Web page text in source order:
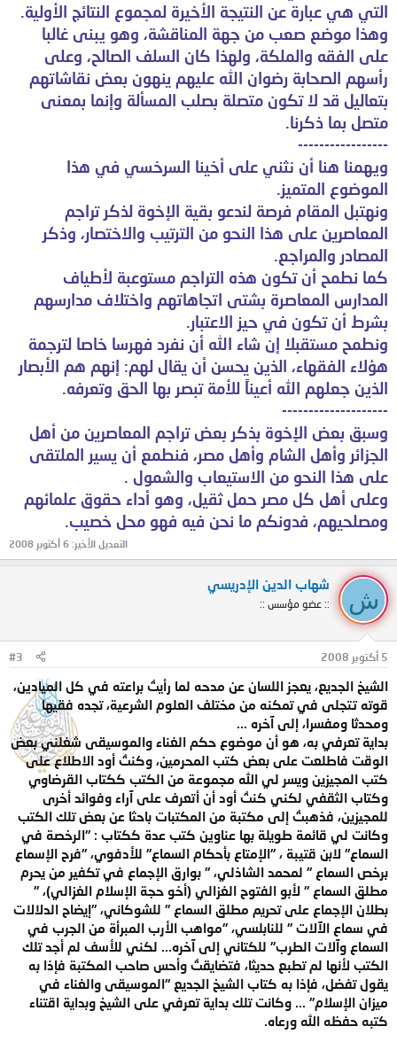
التي هي عبارة عن النتيجة الأخيرة لمجموع النتائج الأولية.
وهذا موضع صعب من جهة المناقشة، وهو يبنى غالبا
على الفقه والملكة، ولهذا كان السلف الصالح، وعلى
رأسهم الصحابة رضوان الله عليهم ينهون بعض نقاشاتهم
بتعاليل قد لا تكون متصلة بصلب المسألة وإنما بمعنى
متصل بما ذكرنا.
-----------------
ويهمنا هنا أن نثني على أخينا السرخسي في هذا
الموضوع المتميز.
ونهتبل المقام فرصة لندعو بقية الإخوة لذكر تراجم
المعاصرين على هذا النحو من الترتيب والاختصار، وذكر
المصادر والمراجع.
كما نطمح أن تكون هذه التراجم مستوعبة لأطياف
المدارس المعاصرة بشتى اتجاهاتهم واختلاف مدارسهم
بشرط أن تكون في حيز الاعتبار.
ونطمح مستقبلا إن شاء الله أن نفرد فهرسا خاصا لترجمة
هؤلاء الفقهاء، الذين يحسن أن يقال لهم: إنهم هم الأبصار
الذين جعلهم الله أعيناً للأمة تبصر بها الحق وتعرفه.
--------------------
وسبق بعض الإخوة بذكر بعض تراجم المعاصرين من أهل
الجزائر وأهل الشام وأهل مصر، فنطمع أن يسير الملتقى
على هذا النحو من الاستيعاب والشمول .
وعلى أهل كل مصر حمل ثقيل، وهو أداء حقوق علمائهم
ومصلحيهم، فدونكم ما نحن فيه فهو محل خصيب.
التعديل الأخير: 6 أكتوبر 2008
ش
شهاب الدين الإدريسي
:: عضو مؤسس ::
5 أكتوبر 2008 #3
الشيخ الجديع، يعجز اللسان عن مدحه لما رأيتُ براعته في كل الميادين،
قوته تتجلى في تمكنه من مختلف العلوم الشرعية، تجده فقيها
ومحدثا ومفسرا، إلى آخره ...
بداية تعرفي به، هو أن موضوع حكم الغناء والموسيقى شغلني بعض
الوقت فاطلعت على بعض كتب المحرمين، وكنتُ أود الاطلاع على
كتب المجيزين ويسر لي الله مجموعة من الكتب ككتاب القرضاوي
وكتاب الثقفي لكني كنتُ أود أن أتعرف على آراء وفوائد أخرى
للمجيزين، فذهبتُ إلى مكتبة من المكتبات باحثا عن بعض تلك الكتب
وكانت لي قائمة طويلة بها عناوين كتب عدة ككتاب : "الرخصة في
السماع" لابن قتيبة ، "الإمتاع بأحكام السماع" للأدفوي، "فرح الإسماع
برخص السماع " لمحمد الشاذلي، " بوارق الإجماع في تكفير من يحرم
مطلق السماع " لأبو الفتوح الغزالي (أخو حجة الإسلام الغزالي)، "
بطلان الإجماع على تحريم مطلق السماع " للشوكاني، "إيضاح الدلالات
في سماع الآلات " للنابلسي، "مواهب الأرب المبرأة من الجرب في
السماع وآلات الطرب" للكتاني إلى آخره... لكني للأسف لم أجد تلك
الكتب لأنها لم تطبع حديثا، فتضايقتُ وأحس صاحب المكتبة فإذا به
يقول تفضل، فإذا به كتاب الشيخ الجديع "الموسيقى والغناء في
ميزان الإسلام" ... وكانت تلك بداية تعرفي على الشيخ وبداية اقتناء
كتبه حفظه الله ورعاه.